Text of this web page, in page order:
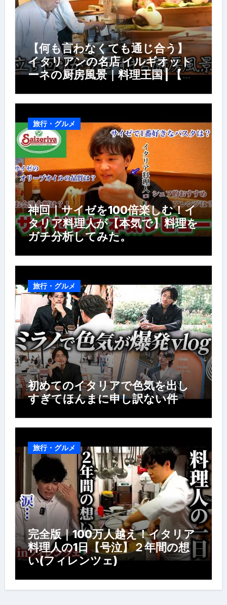
【何も言わなくても通じ合う】
イタリアンの名店 イルギオット
ーネの厨房風景｜料理王国 | 【厨
風景】
旅行・グルメ
神回｜サイゼを100倍楽しむ！イ
タリア料理人が【本気で】料理を
ガチ分析してみた。
旅行・グルメ
初めてのイタリアで色気を出し
すぎてほんまに申し訳ない件
旅行・グルメ
完全版｜100万人越え！イタリア
料理人の1日【号泣】２年間の想
い(フィレンツェ)